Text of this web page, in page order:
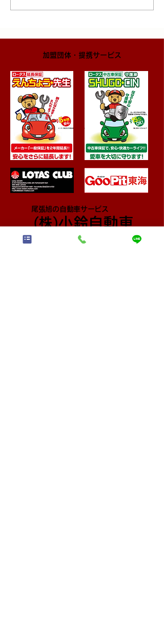
​加盟団体・提携サービス
尾張旭の自動車サービス
​(株)小鈴自動車